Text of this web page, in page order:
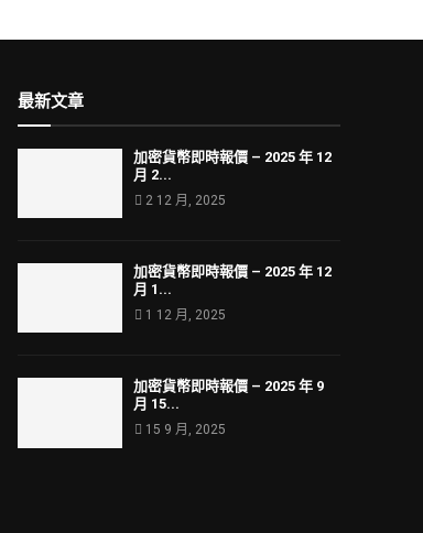
最新文章
加密貨幣即時報價 – 2025 年 12
月 2...
2 12 月, 2025
加密貨幣即時報價 – 2025 年 12
月 1...
1 12 月, 2025
加密貨幣即時報價 – 2025 年 9
月 15...
15 9 月, 2025